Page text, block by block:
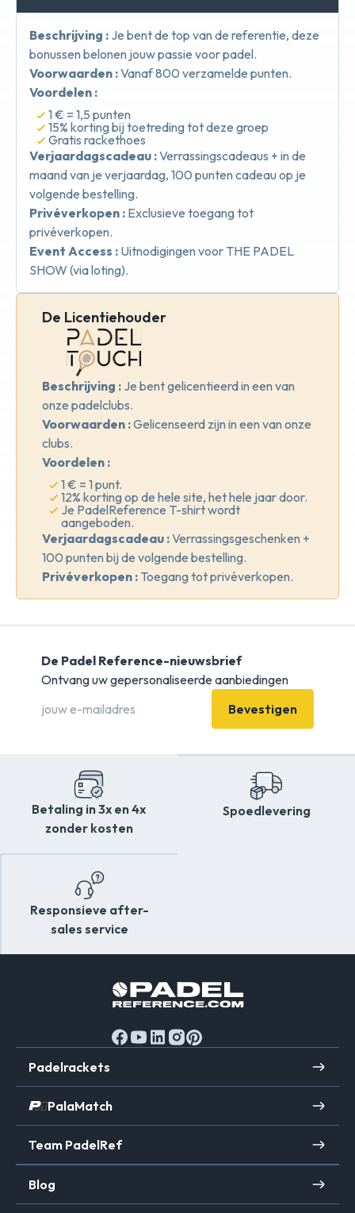
Beschrijving : Je bent de top van de referentie, deze
bonussen belonen jouw passie voor padel.
Voorwaarden :Vanaf 800 verzamelde punten.
Voordelen :
1 € = 1,5 punten
15% korting bij toetreding tot deze groep
Gratis rackethoes
Verjaardagscadeau :Verrassingscadeaus + in de
maand van je verjaardag, 100 punten cadeau op je
volgende bestelling.
Privéverkopen : Exclusieve toegang tot
privéverkopen.
Event Access : Uitnodigingen voor THE PADEL
SHOW (via loting).
De Licentiehouder
Beschrijving : Je bent gelicentieerd in een van
onze padelclubs.
Voorwaarden :Gelicenseerd zijn in een van onze
clubs.
Voordelen :
1 € = 1 punt.
12% korting op de hele site, het hele jaar door.
Je PadelReference T-shirt wordt
aangeboden.
Verjaardagscadeau :Verrassingsgeschenken +
100 punten bij de volgende bestelling.
Privéverkopen : Toegang tot privéverkopen.
De Padel Reference-nieuwsbrief
Ontvang uw gepersonaliseerde aanbiedingen
Bevestigen
Betaling in 3x en 4x
zonder kosten
Spoedlevering
Responsieve after-
sales service
Padelrackets
PalaMatch
Team PadelRef
Blog